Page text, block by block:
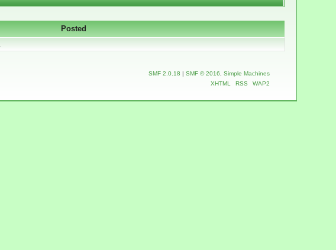
Posted
SMF 2.0.18 | SMF © 2016
Simple Machines
XHTML
RSS WAP2